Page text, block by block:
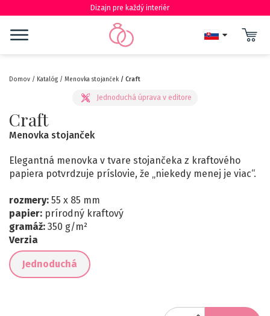
Dizajn pre každý interiér
Domov Katalóg Menovka stojanček Craft
Craft
Menovka stojanček
Elegantná menovka v tvare stojančeka z kraftového
papiera potvrdzuje príslovie, že „niekedy menej je viac“.
rozmery: 55 x 85 mm
papier: prírodný kraftový
gramáž: 350 g/m²
Verzia
Jednoduchá